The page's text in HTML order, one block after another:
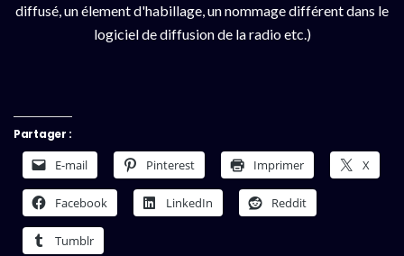
diffusé, un élement d'habillage, un nommage différent dans le
logiciel de diffusion de la radio etc.)
Partager :
E-mail Pinterest Imprimer X
Facebook LinkedIn Reddit
Tumblr